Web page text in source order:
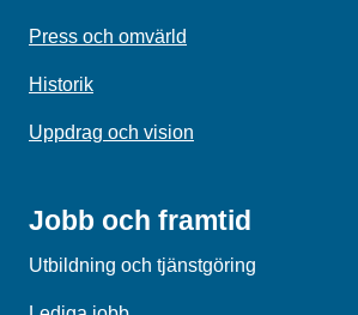
Press och omvärld
Historik
Uppdrag och vision
Jobb och framtid
Utbildning och tjänstgöring